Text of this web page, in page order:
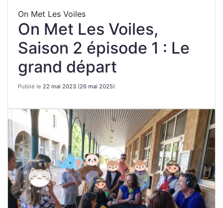
On Met Les Voiles
On Met Les Voiles,
Saison 2 épisode 1 : Le
grand départ
Publié le 22 mai 2023 (26 mai 2025)